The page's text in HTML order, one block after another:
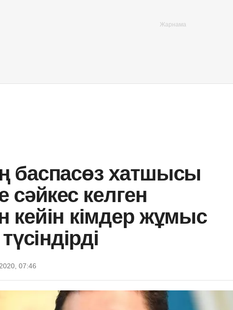
баспасөз хатшысы
сәйкес келген
кейін кімдер жұмыс
07:46